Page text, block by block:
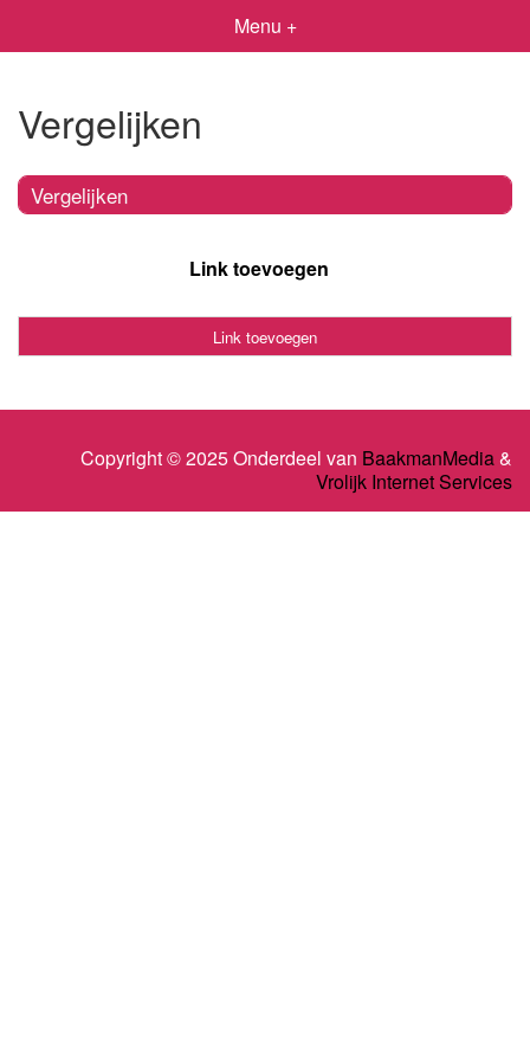
Menu +
Vergelijken
Vergelijken
Link toevoegen
Link toevoegen
Copyright © 2025 Onderdeel van BaakmanMedia&
Vrolijk Internet Services